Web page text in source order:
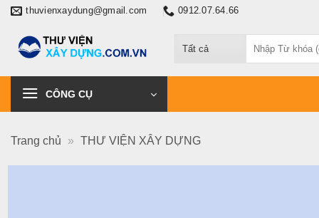
Chuyểnthuvienxaydung@gmail.com 0912.07.64.66
kiếm:
CÔNG CỤ
Trang chủ » THƯ VIỆN XÂY DỰNG